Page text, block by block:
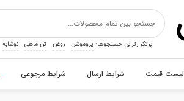
پرتکرارترین جستجوها: پروموشن روغن تن ماهی نوشابه
لیست قیمت شرایط ارسال شرایط مرجوعی